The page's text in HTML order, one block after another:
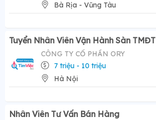
Bà Rịa - Vũng Tàu
Tuyển Nhân Viên Vận Hành Sàn TMĐT
CÔNG TY CỔ PHẦN ORY
7 triệu - 10 triệu
Hà Nội
Nhân Viên Tư Vấn Bán Hàng